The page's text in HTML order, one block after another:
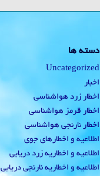
دسته ها
Uncategorized
اخبار
اخطار زرد هواشناسی
اخطار قرمز هواشناسی
اخطار نارنجی هواشناسی
اطلاعیه و اخطارهای جوی
اطلاعیه و اخطاریه زرد دریایی
اطلاعیه و اخطاریه نارنجی دریایی